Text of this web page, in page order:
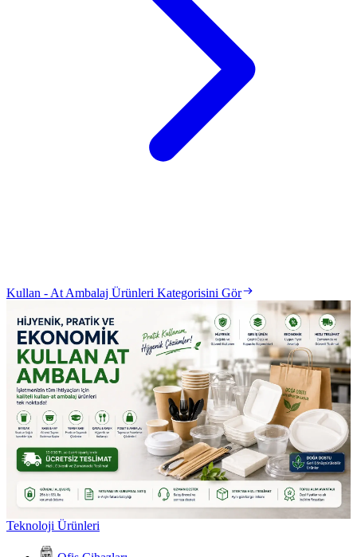
Kullan - At Ambalaj Ürünleri Kategorisini Gör
Teknoloji Ürünleri